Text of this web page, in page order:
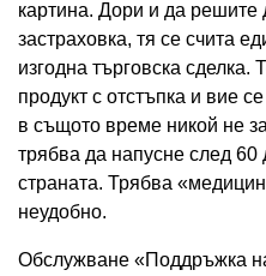
картина. Дори и да решите
застраховка, тя се счита
изгодна търговска
продукт с отстъпка и вие
в същото време никой не
трябва да напусне след 60
страната. Трябва
неудобно.
Обслужване «Поддръжка